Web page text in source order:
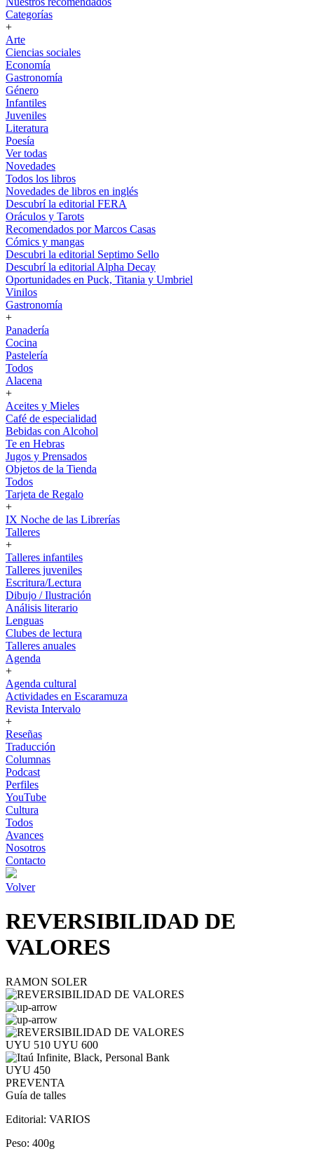
Categorías
+
Arte
Ciencias sociales
Economía
Gastronomía
Género
Infantiles
Juveniles
Literatura
Poesía
Ver todas
Novedades
Todos los libros
Novedades de libros en inglés
Descubrí la editorial FERA
Oráculos y Tarots
Recomendados por Marcos Casas
Cómics y mangas
Descubri la editorial Septimo Sello
Descubrí la editorial Alpha Decay
Oportunidades en Puck, Titania y Umbriel
Vinilos
Gastronomía
+
Panadería
Cocina
Pastelería
Todos
Alacena
+
Aceites y Mieles
Café de especialidad
Bebidas con Alcohol
Te en Hebras
Jugos y Prensados
Objetos de la Tienda
Todos
Tarjeta de Regalo
+
IX Noche de las Librerías
Talleres
+
Talleres infantiles
Talleres juveniles
Escritura/Lectura
Dibujo / Ilustración
Análisis literario
Lenguas
Clubes de lectura
Talleres anuales
Agenda
+
Agenda cultural
Actividades en Escaramuza
Revista Intervalo
+
Reseñas
Traducción
Columnas
Podcast
Perfiles
YouTube
Cultura
Todos
Avances
Nosotros
Contacto
Volver
REVERSIBILIDAD DE
VALORES
RAMON SOLER
UYU 510 UYU 600
UYU 450
PREVENTA
Guía de talles
Editorial: VARIOS
Peso: 400g